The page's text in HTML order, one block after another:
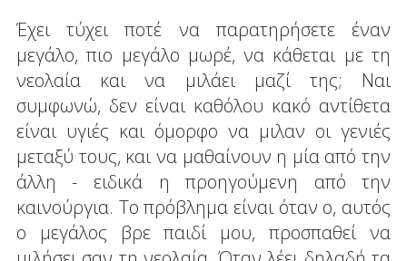
Έχει τύχει ποτέ να παρατηρήσετε έναν
μεγάλο, πιο μεγάλο μωρέ, να κάθεται με τη
νεολαία και να μιλάει μαζί της; Ναι
συμφωνώ, δεν είναι καθόλου κακό αντίθετα
είναι υγιές και όμορφο να μιλαν οι γενιές
μεταξύ τους, και να μαθαίνουν η μία από την
άλλη - ειδικά η προηγούμενη από την
καινούργια. Το πρόβλημα είναι όταν ο, αυτός
ο μεγάλος βρε παιδί μου, προσπαθεί να